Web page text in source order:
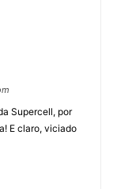
Supercell, por
E claro, viciado